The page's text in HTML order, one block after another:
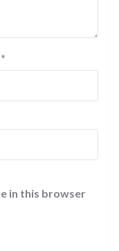
*
in this browser